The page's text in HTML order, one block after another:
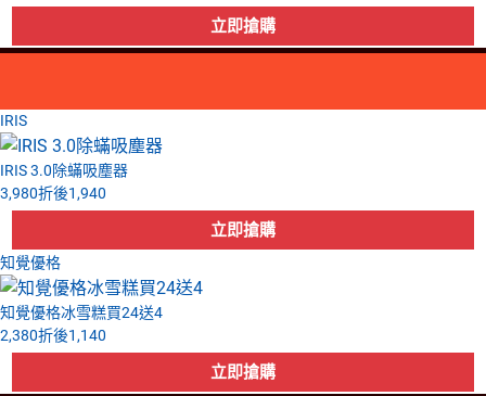
IRIS
IRIS 3.0除蟎吸塵器
3,980折後1,940
知覺優格
知覺優格冰雪糕買24送4
2,380折後1,140